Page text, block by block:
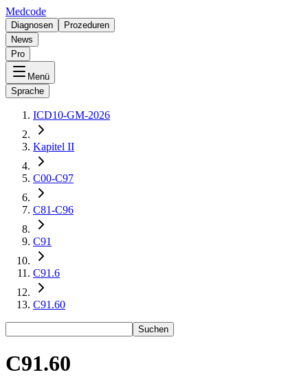
Medcode
Diagnosen
Prozeduren
News
Pro
Menü
Sprache
ICD10-GM-2026
Kapitel II
C00-C97
C81-C96
C91
C91.6
C91.60
Suchen
C91.60